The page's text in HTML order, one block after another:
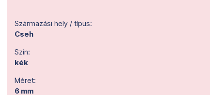
Származási hely / típus:
Cseh
Szín:
kék
Méret:
6 mm